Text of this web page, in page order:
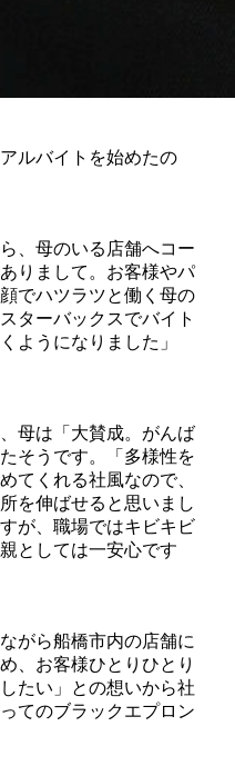
ルバイトを始めたの
、母のいる店舗へコー
りまして。お客様やパ
でハツラツと働く母の
ターバックスでバイト
ようになりました」
母は「大賛成。がんば
そうです。「多様性を
てくれる社風なので、
を伸ばせると思いまし
が、職場ではキビキビ
としては一安心です
がら船橋市内の店舗に
、お客様ひとりひとり
たい」との想いから社
てのブラックエプロン